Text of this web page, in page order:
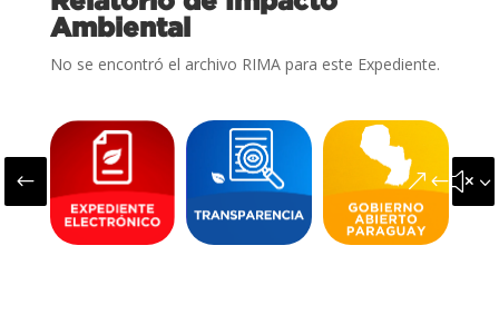
Ambiental
No se encontró el archivo RIMA para este Expediente.
#